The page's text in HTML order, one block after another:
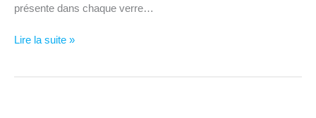
présente dans chaque verre…
Bien
Lire la suite »